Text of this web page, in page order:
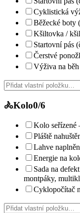
Cyklistická
Běžecké boty
Kšiltovka /
Startovní pás
Čerstvé
Výživa na
🚴Kolo0/6
Kolo
Pláště
Lahve
Energie na
Sada na
montpáky,
Cyklopočítač